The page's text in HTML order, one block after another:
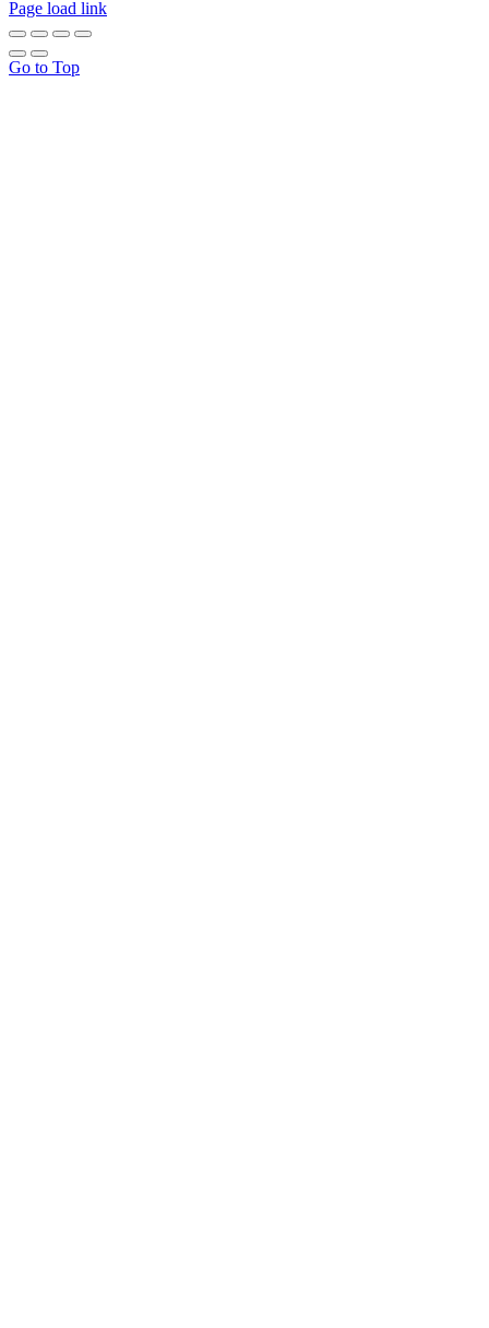
Page load link
Go to Top